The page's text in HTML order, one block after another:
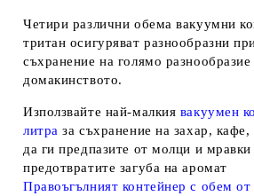
Четири различни обема вакуумни
тритан осигуряват разнообразни
съхранение на голямо
домакинството.
Използвайте най-малкия вакуумен
литра за съхранение на захар, кафе,
да ги предпазите от молци и мравки
предотвратите загуба на аромат
Правоъгълният контейнер с обем от